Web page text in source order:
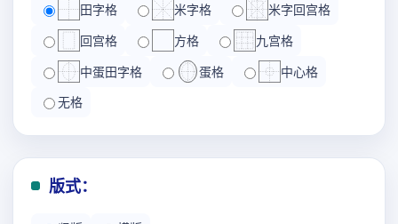
田字格 米字格 米字回宫格
回宫格 方格 九宫格
中蛋田字格 蛋格 中心格
无格
版式：